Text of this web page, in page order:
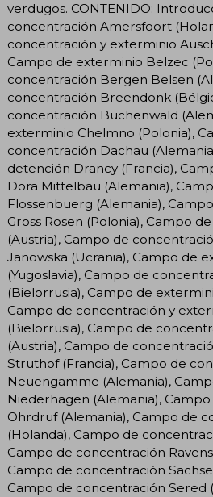
verdugos. CONTENIDO:
concentración Amersfoort
concentración y exterminio
Campo de exterminio Belzec
concentración Bergen Belsen
concentración Breendonk
concentración Buchenwald
exterminio Chelmno (Polonia),
concentración Dachau
detención Drancy (Francia),
Dora Mittelbau (Alemania),
Flossenbuerg (Alemania),
Gross Rosen (Polonia), Campo
(Austria), Campo de
Janowska (Ucrania), Campo de
(Yugoslavia), Campo de
(Bielorrusia), Campo de
Campo de concentración y
(Bielorrusia), Campo de
(Austria), Campo de
Struthof (Francia), Campo de
Neuengamme (Alemania),
Niederhagen (Alemania),
Ohrdruf (Alemania), Campo de
(Holanda), Campo de
Campo de concentración
Campo de concentración
Campo de concentración Sered